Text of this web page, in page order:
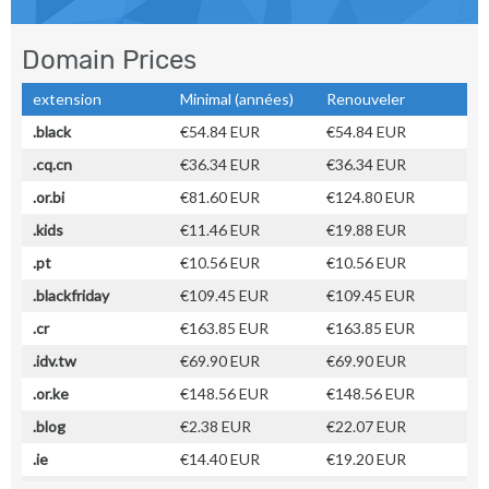
Domain Prices
extension Minimal (années)
Renouveler
.black
€54.84 EUR
€54.84 EUR
.cq.cn
€36.34 EUR
€36.34 EUR
.or.bi
€81.60 EUR
€124.80 EUR
.kids
€11.46 EUR
€19.88 EUR
.pt
€10.56 EUR
€10.56 EUR
.blackfriday
€109.45 EUR
€109.45 EUR
.cr
€163.85 EUR
€163.85 EUR
.idv.tw
€69.90 EUR
€69.90 EUR
.or.ke
€148.56 EUR
€148.56 EUR
.blog
€2.38 EUR
€22.07 EUR
.ie
€14.40 EUR
€19.20 EUR